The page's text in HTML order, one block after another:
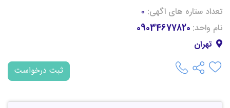
تعداد ستاره های اگهی: 0
نام واحد: 09034677820
تهران
ثبت درخواست